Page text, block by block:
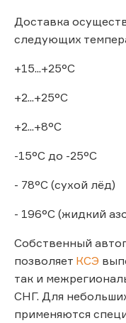
Доставка
следующих
+15...+25°C
+2...+25°C
+2...+8°C
-15°C до -25°C
- 78°C (сухой лёд)
- 196°C (жидкий
Собственный
позволяет КСЭ
так и
СНГ. Для
применяются